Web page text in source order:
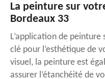
La peinture sur
Bordeaux 33
L’application de
clé pour l’esthétique de
visuel, la peinture est
assurer l’étanchéité de